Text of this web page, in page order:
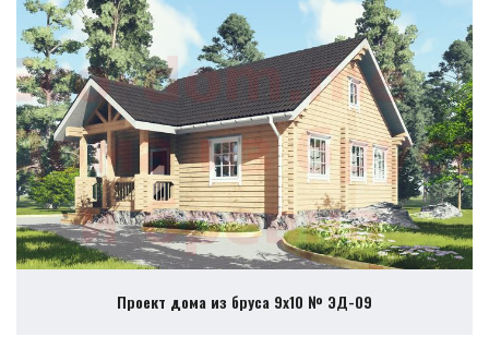
Проект дома из бруса 9х10 № ЭД-09